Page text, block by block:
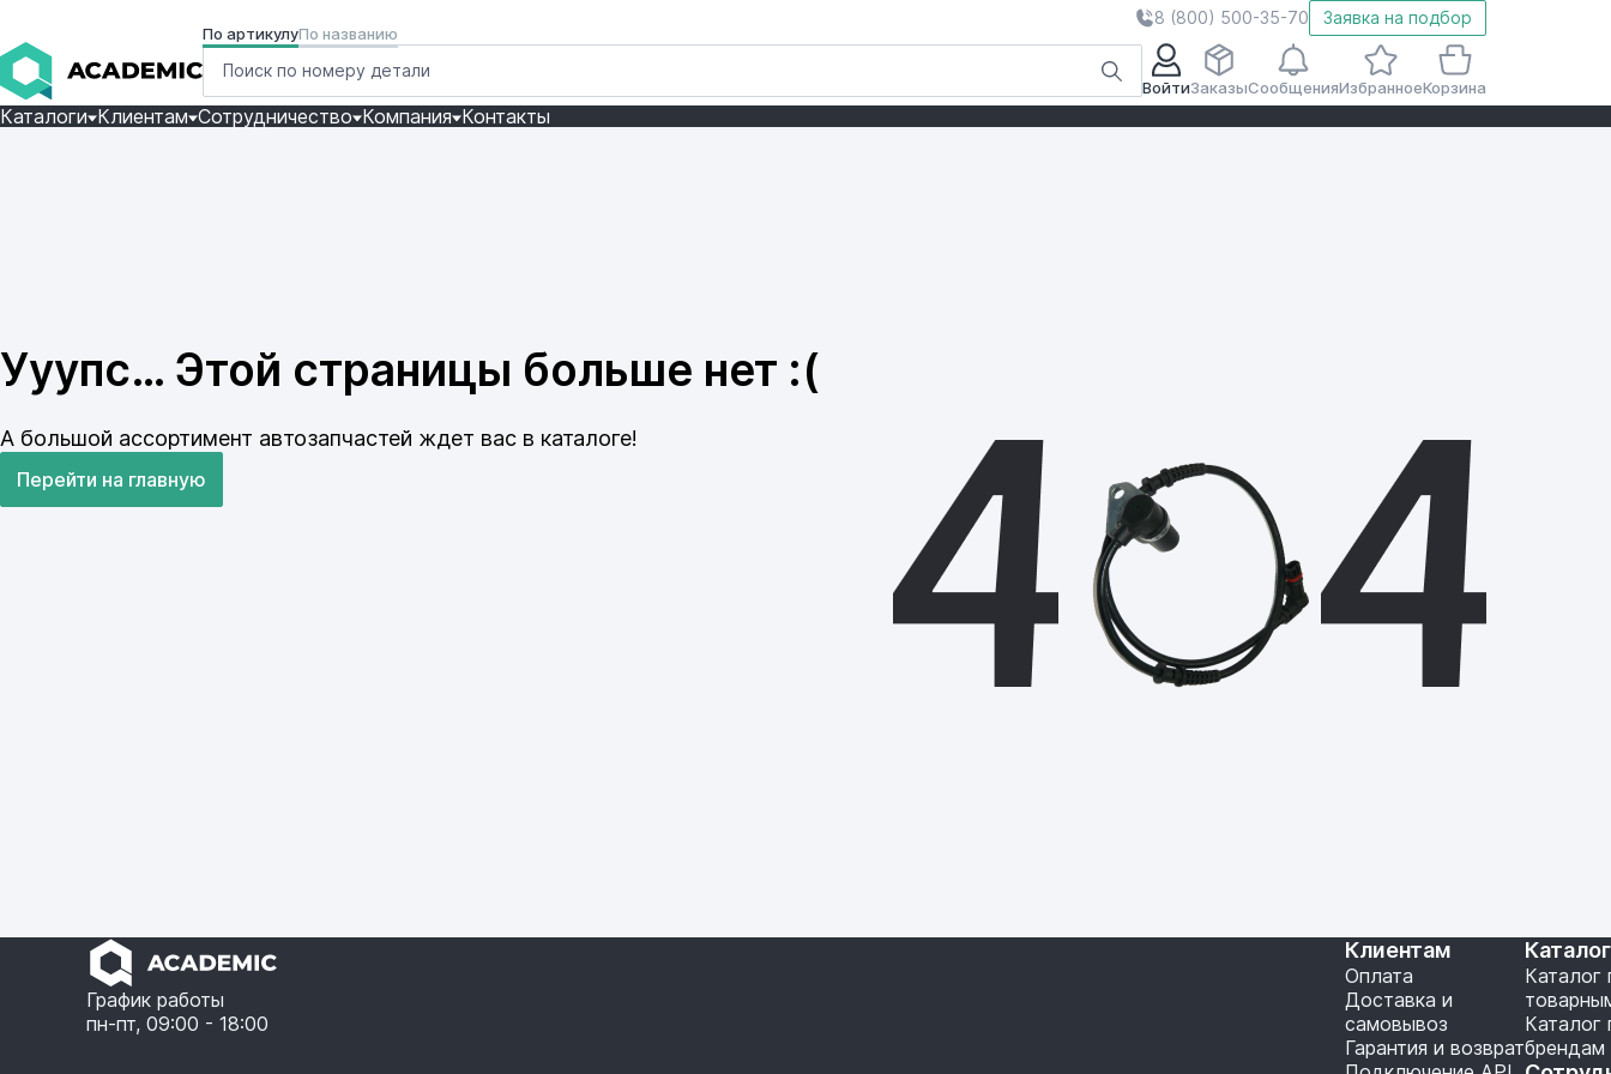
8 (800) 500-35-70 Заявка на подбор
По артикулуПо названию
ВойтиЗаказыСообщенияИзбранноеКорзина
Каталоги Клиентам Сотрудничество Компания Контакты
Ууупс… Этой страницы больше нет :(
А большой ассортимент автозапчастей ждет вас в каталоге!
Перейти на главную
График работы
пн-пт, 09:00 - 18:00
Клиентам
Оплата
Доставка и
самовывоз
Гарантия и возврат
Каталог
Каталог
брендам